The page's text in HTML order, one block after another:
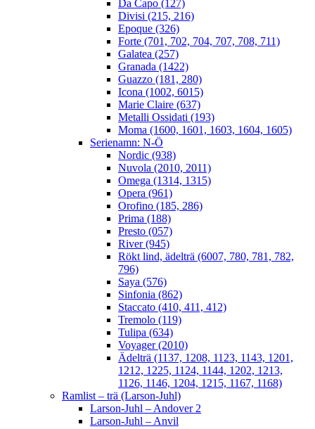
Da Capo (127)
Divisi (215, 216)
Epoque (326)
Forte (701, 702, 704, 707, 708, 711)
Galatea (257)
Granada (1422)
Guazzo (181, 280)
Icona (1002, 6015)
Marie Claire (637)
Metalli Ossidati (193)
Moma (1600, 1601, 1603, 1604, 1605)
Serienamn: N-Ö
Nordic (938)
Nuvola (2010, 2011)
Omega (1314, 1315)
Opera (961)
Orofino (185, 286)
Prima (188)
Presto (057)
River (945)
Rökt lind, ädelträ (6007, 780, 781, 782,
796)
Saya (576)
Sinfonia (862)
Staccato (410, 411, 412)
Tremolo (119)
Tulipa (634)
Voyager (2010)
Ädelträ (1137, 1208, 1123, 1143, 1201,
1212, 1225, 1124, 1144, 1202, 1213,
1126, 1146, 1204, 1215, 1167, 1168)
Ramlist – trä (Larson-Juhl)
Larson-Juhl – Andover 2
Larson-Juhl – Anvil